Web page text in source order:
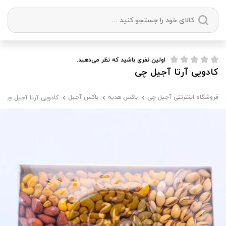
دسته بندی ها
آجیل میوه خشک
فروشگاه اینترنتی آجیل چی باکس هدیه باکس آجیل کادویی آرتا آجیل چی
اولین نفری باشید که نظر می‌دهید.
کادویی آرتا آجیل چی